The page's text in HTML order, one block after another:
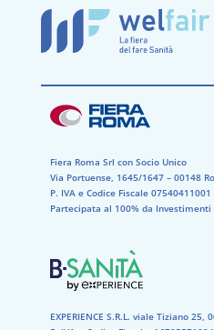
Fiera Roma Srl con Socio Unico
Via Portuense, 1645/1647 – 00148
P. IVA e Codice Fiscale 07540411001​
Partecipata al 100% da Investimenti
EXPERIENCE S.R.L. viale Tiziano 25,